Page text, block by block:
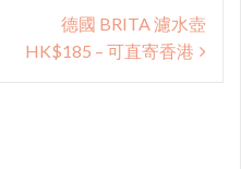
德國 BRITA 濾水壺
HK$185 – 可直寄香港